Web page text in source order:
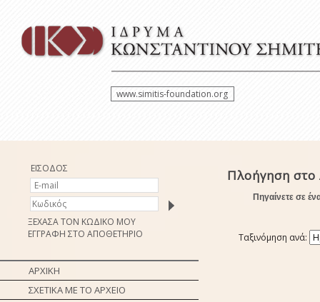
www.simitis-foundation.org
ΕΙΣΟΔΟΣ
ΞΕΧΑΣΑ ΤΟΝ ΚΩΔΙΚΟ ΜΟΥ
ΕΓΓΡΑΦΗ ΣΤΟ ΑΠΟΘΕΤΗΡΙΟ
ΑΡΧΙΚΗ
ΣΧΕΤΙΚΑ ΜΕ ΤΟ ΑΡΧΕΙΟ
Πλοήγηση στο
Πηγαίνετε σε
Ταξινόμηση ανά: